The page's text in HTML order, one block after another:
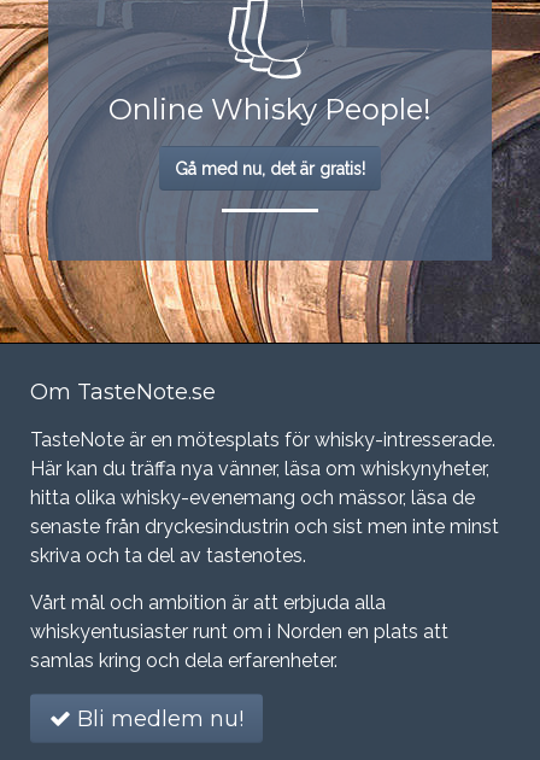
Online Whisky People!
Gå med nu, det är gratis!
Om TasteNote.se
TasteNote är en mötesplats för whisky-intresserade.
Här kan du träffa nya vänner, läsa om whiskynyheter,
hitta olika whisky-evenemang och mässor, läsa de
senaste från dryckesindustrin och sist men inte minst
skriva och ta del av tastenotes.
Vårt mål och ambition är att erbjuda alla
whiskyentusiaster runt om i Norden en plats att
samlas kring och dela erfarenheter.
Bli medlem nu!